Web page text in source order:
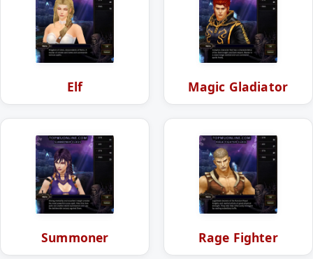
Elf Magic Gladiator
Summoner Rage Fighter